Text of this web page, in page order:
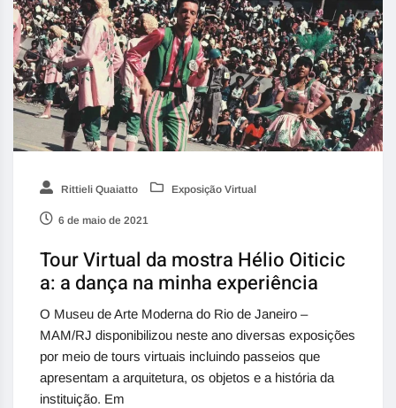
Rittieli Quaiatto Exposição Virtual
6 de maio de 2021
Tour Virtual da mostra Hélio Oiticic
a: a dança na minha experiência
O Museu de Arte Moderna do Rio de Janeiro –
MAM/RJ disponibilizou neste ano diversas exposições
por meio de tours virtuais incluindo passeios que
apresentam a arquitetura, os objetos e a história da
instituição. Em